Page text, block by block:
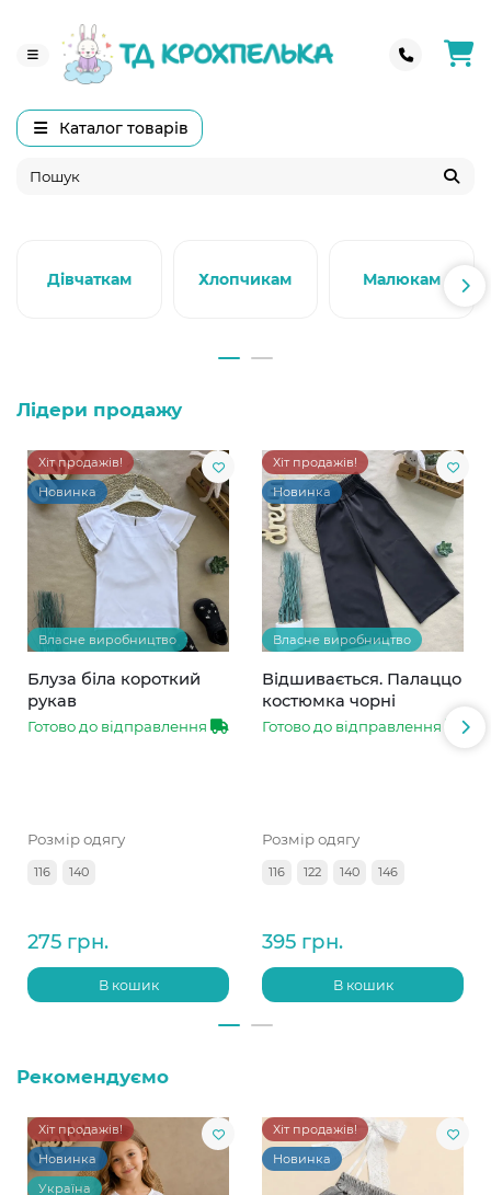
Каталог товарів
Дівчаткам Хлопчикам Малюкам
Лідери продажу
Хіт продажів!
Новинка
Власне виробництво
Блуза біла короткий
рукав
Готово до відправлення
Розмір одягу
116 140
275 грн.
В кошик
Хіт продажів!
Новинка
Власне виробництво
Відшивається. Палаццо
костюмка чорні
Готово до відправлення
Розмір одягу
116 122 140 146
395 грн.
В кошик
Рекомендуємо
Хіт продажів!
Новинка
Україна
Хіт продажів!
Новинка